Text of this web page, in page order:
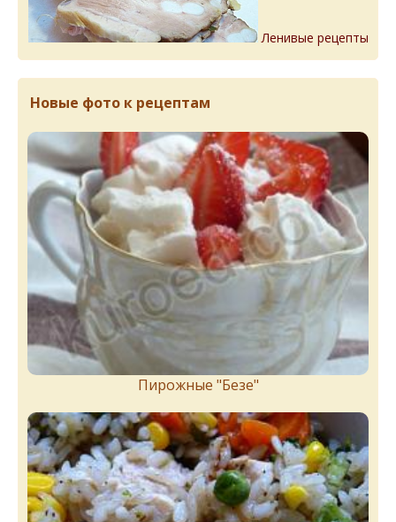
Ленивые рецепты
Новые фото к рецептам
Пирожныe "Бeзe"